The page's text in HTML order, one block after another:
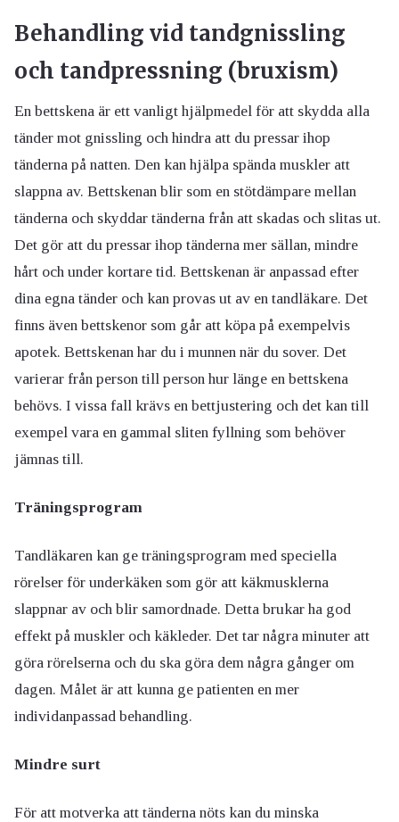
Behandling vid tandgnissling
och tandpressning (bruxism)
En bettskena är ett vanligt hjälpmedel för att skydda alla
tänder mot gnissling och hindra att du pressar ihop
tänderna på natten. Den kan hjälpa spända muskler att
slappna av. Bettskenan blir som en stötdämpare mellan
tänderna och skyddar tänderna från att skadas och slitas ut.
Det gör att du pressar ihop tänderna mer sällan, mindre
hårt och under kortare tid. Bettskenan är anpassad efter
dina egna tänder och kan provas ut av en tandläkare. Det
finns även bettskenor som går att köpa på exempelvis
apotek. Bettskenan har du i munnen när du sover. Det
varierar från person till person hur länge en bettskena
behövs. I vissa fall krävs en bettjustering och det kan till
exempel vara en gammal sliten fyllning som behöver
jämnas till.
Träningsprogram
Tandläkaren kan ge träningsprogram med speciella
rörelser för underkäken som gör att käkmusklerna
slappnar av och blir samordnade. Detta brukar ha god
effekt på muskler och käkleder. Det tar några minuter att
göra rörelserna och du ska göra dem några gånger om
dagen. Målet är att kunna ge patienten en mer
individanpassad behandling.
Mindre surt
För att motverka att tänderna nöts kan du minska